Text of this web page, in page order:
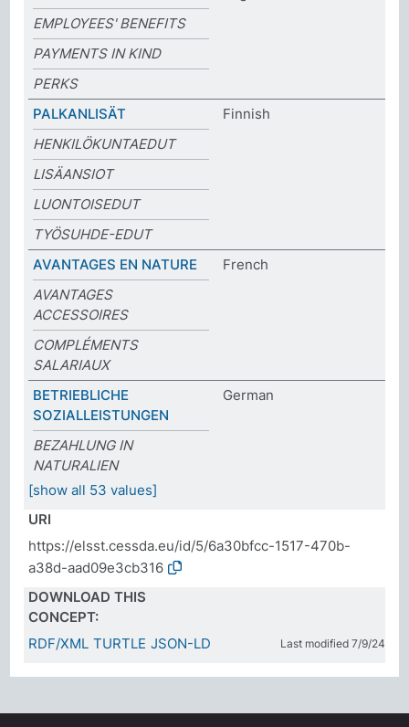
EMPLOYEES' BENEFITS
PAYMENTS IN KIND
PERKS
PALKANLISÄT
Finnish
HENKILÖKUNTAEDUT
LISÄANSIOT
LUONTOISEDUT
TYÖSUHDE-EDUT
AVANTAGES EN NATURE
French
AVANTAGES
ACCESSOIRES
COMPLÉMENTS
SALARIAUX
BETRIEBLICHE
SOZIALLEISTUNGEN
German
BEZAHLUNG IN
NATURALIEN
[show all 53 values]
URI
https://elsst.cessda.eu/id/5/6a30bfcc-1517-470b-
a38d-aad09e3cb316
DOWNLOAD THIS
CONCEPT:
RDF/XML TURTLE JSON-LD Last modified 7/9/24